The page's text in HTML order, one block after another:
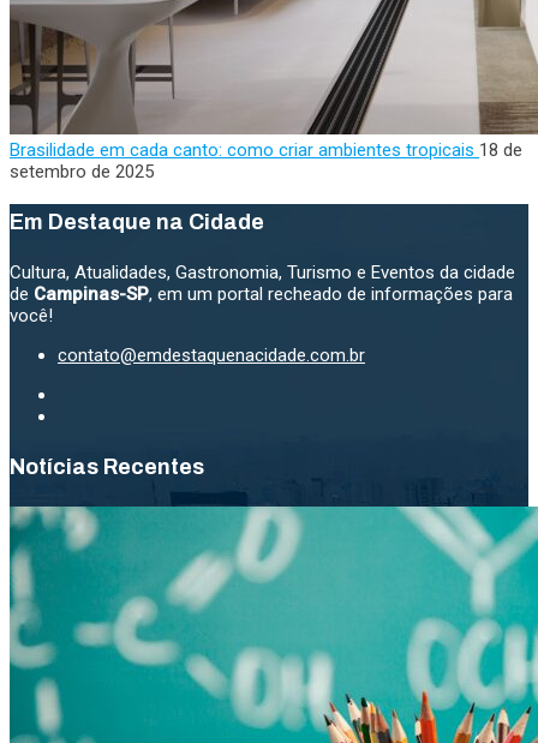
Brasilidade em cada canto: como criar ambientes tropicais 18 de
setembro de 2025
Em Destaque na Cidade
Cultura, Atualidades, Gastronomia, Turismo e Eventos da cidade
de Campinas-SP, em um portal recheado de informações para
você!
contato@emdestaquenacidade.com.br
Notícias Recentes